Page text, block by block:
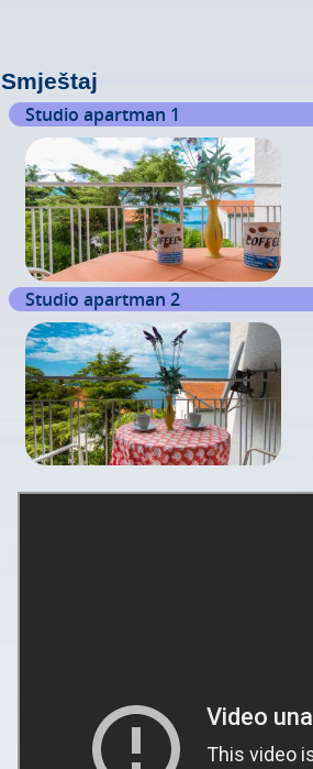
Smještaj
Studio apartman 1
Studio apartman 2